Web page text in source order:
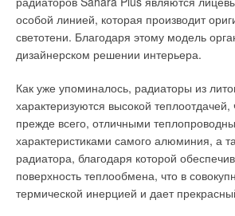
особой линией, которая производит
светотени. Благодаря этому модель
дизайнерском решении интерьера.
Как уже упоминалось, радиаторы из
характеризуются высокой теплоотдачей,
прежде всего, отличными
характеристиками самого алюминия, а
радиатора, благодаря которой
поверхность теплообмена, что в
термической инерцией и дает
o поддерживать определенную
температуру теплоносителя на входе
использовать ротацию котлов и
при необходимости автоматически
осуществлять погодозависимое
Недостатки схемы:
проток воды через котел имеет
через выключенный котел течет